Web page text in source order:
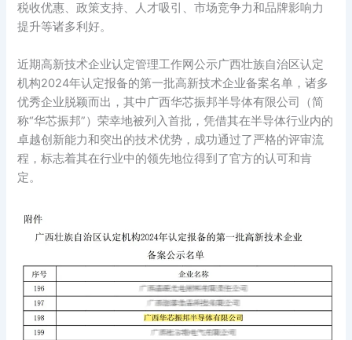
税收优惠、政策支持、人才吸引、市场竞争力和品牌影响力
提升等诸多利好。
近期高新技术企业认定管理工作网公示广西壮族自治区认定
机构2024年认定报备的第一批高新技术企业备案名单，诸多
优秀企业脱颖而出，其中广西华芯振邦半导体有限公司（简
称“华芯振邦”）荣幸地被列入首批，凭借其在半导体行业内的
卓越创新能力和突出的技术优势，成功通过了严格的评审流
程，标志着其在行业中的领先地位得到了官方的认可和肯
定。